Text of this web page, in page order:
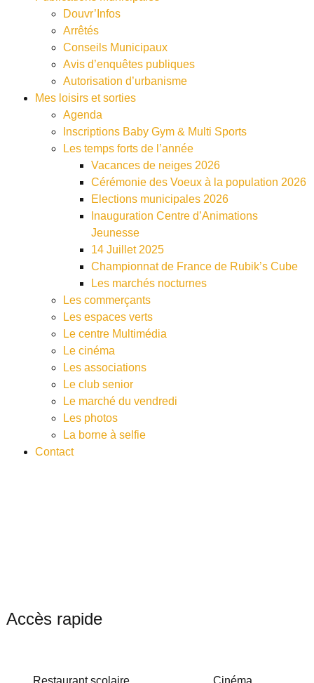
Douvr’Infos
Arrêtés
Conseils Municipaux
Avis d’enquêtes publiques
Autorisation d’urbanisme
Mes loisirs et sorties
Agenda
Inscriptions Baby Gym & Multi Sports
Les temps forts de l’année
Vacances de neiges 2026
Cérémonie des Voeux à la population 2026
Elections municipales 2026
Inauguration Centre d’Animations
Jeunesse
14 Juillet 2025
Championnat de France de Rubik’s Cube
Les marchés nocturnes
Les commerçants
Les espaces verts
Le centre Multimédia
Le cinéma
Les associations
Le club senior
Le marché du vendredi
Les photos
La borne à selfie
Contact
Accès rapide